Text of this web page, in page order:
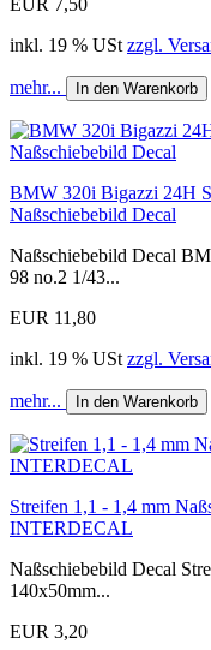
EUR 7,50
inkl. 19 % USt zzgl.
mehr... In den Warenkorb
BMW 320i Bigazzi 24H
Naßschiebebild Decal
Naßschiebebild Decal
98 no.2 1/43...
EUR 11,80
inkl. 19 % USt zzgl.
mehr... In den Warenkorb
Streifen 1,1 - 1,4 mm
INTERDECAL
Naßschiebebild Decal
140x50mm...
EUR 3,20